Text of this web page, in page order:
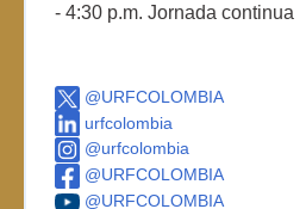
- 4:30 p.m. Jornada continua
@URFCOLOMBIA
urfcolombia
@urfcolombia
@URFCOLOMBIA
@URFCOLOMBIA